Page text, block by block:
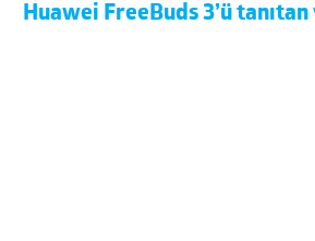
Huawei FreeBuds 3’ü